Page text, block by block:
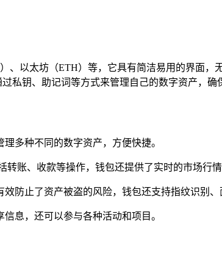
）、以太坊（ETH）等，它具有简洁易用的界面
私钥、助记词等方式来管理自己的数字资产，确
多种不同的数字资产，方便快捷。
转账、收款等操作，钱包还提供了实时的市场行
防止了资产被盗的风险，钱包还支持指纹识别
息，还可以参与各种活动和项目。